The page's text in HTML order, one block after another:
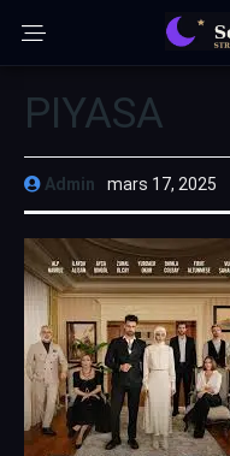
PIYASA
Admin mars 17, 2025